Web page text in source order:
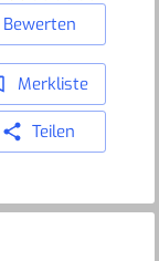
Bewerten
Merkliste
Teilen